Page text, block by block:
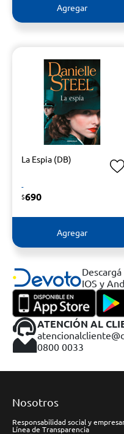
Agregar
La Espia (DB)
-
$690
Agregar
IOS y
ATENCIÓN AL
0800 0033
Nosotros
Responsabilidad social y
Línea de Transparencia